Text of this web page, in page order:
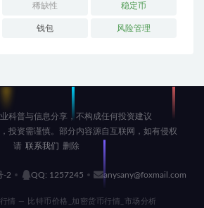
稀缺性 稳定币
钱包 风险管理
科普与信息分享，不构成任何投资建议
投资需谨慎。部分内容源自互联网，如有侵权
请 联系我们 删除
-2 QQ: 1257245 anysany@foxmail.com
情 — 比特币价格_加密货币行情_市场分析